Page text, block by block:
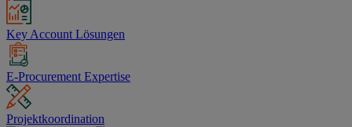
Key Account Lösungen
E-Procurement Expertise
Projektkoordination